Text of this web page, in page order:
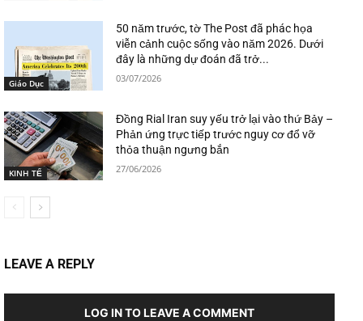
Giáo Dục
50 năm trước, tờ The Post đã phác họa
viễn cảnh cuộc sống vào năm 2026. Dưới
đây là những dự đoán đã trở...
03/07/2026
KINH TẾ
Đồng Rial Iran suy yếu trở lại vào thứ Bảy –
Phản ứng trực tiếp trước nguy cơ đổ vỡ
thỏa thuận ngưng bắn
27/06/2026
LEAVE A REPLY
LOG IN TO LEAVE A COMMENT